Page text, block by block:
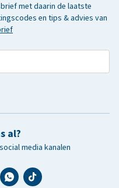
met daarin de laatste
en tips & advies van
al?
media kanalen